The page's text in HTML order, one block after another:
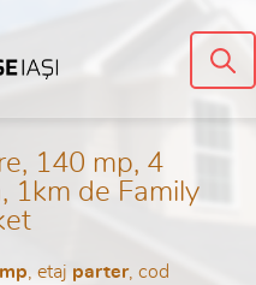
140 mp, 4
1km de Family
, etaj parter, cod